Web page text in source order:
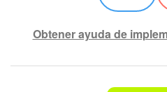
Obtener ayuda de